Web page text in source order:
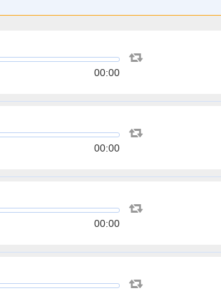
00:00
00:00
00:00